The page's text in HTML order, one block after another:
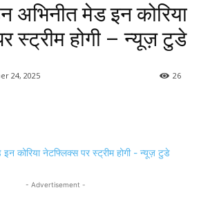
अभिनीत मेड इन कोरिया
स्ट्रीम होगी – न्यूज़ टुडे
24, 2025 26
- Advertisement -